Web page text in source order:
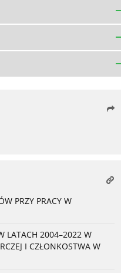
PRZY PRACY W
LATACH 2004–2022 W
I CZŁONKOSTWA W